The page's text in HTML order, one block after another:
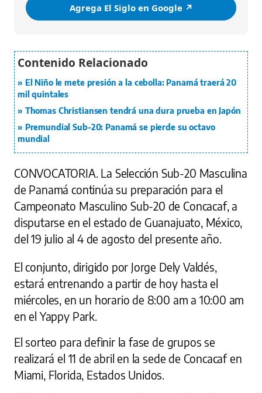
Agrega El Siglo en Google ↗️
El Niño le mete presión a la cebolla: Panamá traerá 20
mil quintales
Thomas Christiansen tendrá una dura prueba en Japón
Premundial Sub-20: Panamá se pierde su octavo
mundial
CONVOCATORIA.La Selección Sub-20 Masculina
de Panamá continúa su preparación para el
Campeonato Masculino Sub-20 de Concacaf, a
disputarse en el estado de Guanajuato, México,
del 19 julio al 4 de agosto del presente año.
El conjunto, dirigido por Jorge Dely Valdés,
estará entrenando a partir de hoy hasta el
miércoles, en un horario de 8:00 am a 10:00 am
en el Yappy Park.
El sorteo para definir la fase de grupos se
realizará el 11 de abril en la sede de Concacaf en
Miami, Florida, Estados Unidos.